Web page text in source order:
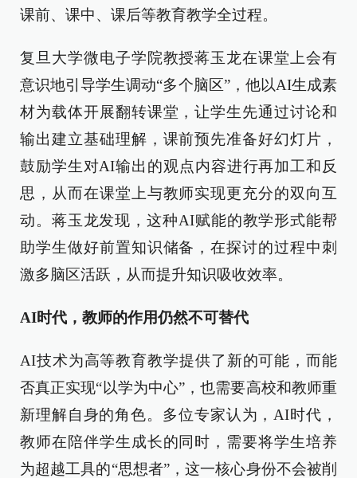
课前、课中、课后等教育教学全过程。
复旦大学微电子学院教授蒋玉龙在课堂上会有
意识地引导学生调动“多个脑区”，他以AI生成素
材为载体开展翻转课堂，让学生先通过讨论和
输出建立基础理解，课前预先准备好幻灯片，
鼓励学生对AI输出的观点内容进行再加工和反
思，从而在课堂上与教师实现更充分的双向互
动。蒋玉龙发现，这种AI赋能的教学形式能帮
助学生做好前置知识储备，在探讨的过程中刺
激多脑区活跃，从而提升知识吸收效率。
AI时代，教师的作用仍然不可替代
AI技术为高等教育教学提供了新的可能，而能
否真正实现“以学为中心”，也需要高校和教师重
新理解自身的角色。多位专家认为，AI时代，
教师在陪伴学生成长的同时，需要将学生培养
为超越工具的“思想者”，这一核心身份不会被削